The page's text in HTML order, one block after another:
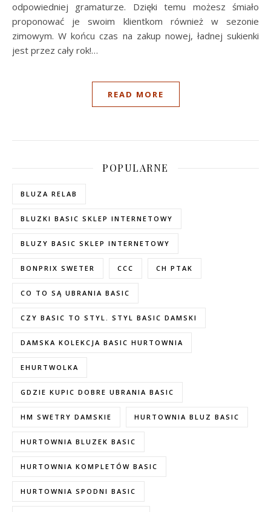
odpowiedniej gramaturze. Dzięki temu możesz śmiało
proponować je swoim klientkom również w sezonie
zimowym. W końcu czas na zakup nowej, ładnej sukienki
jest przez cały rok!…
READ MORE
POPULARNE
BLUZA RELAB
BLUZKI BASIC SKLEP INTERNETOWY
BLUZY BASIC SKLEP INTERNETOWY
BONPRIX SWETER CCC CH PTAK
CO TO SĄ UBRANIA BASIC
CZY BASIC TO STYL. STYL BASIC DAMSKI
DAMSKA KOLEKCJA BASIC HURTOWNIA
EHURTWOLKA
GDZIE KUPIC DOBRE UBRANIA BASIC
HM SWETRY DAMSKIE HURTOWNIA BLUZ BASIC
HURTOWNIA BLUZEK BASIC
HURTOWNIA KOMPLETÓW BASIC
HURTOWNIA SPODNI BASIC